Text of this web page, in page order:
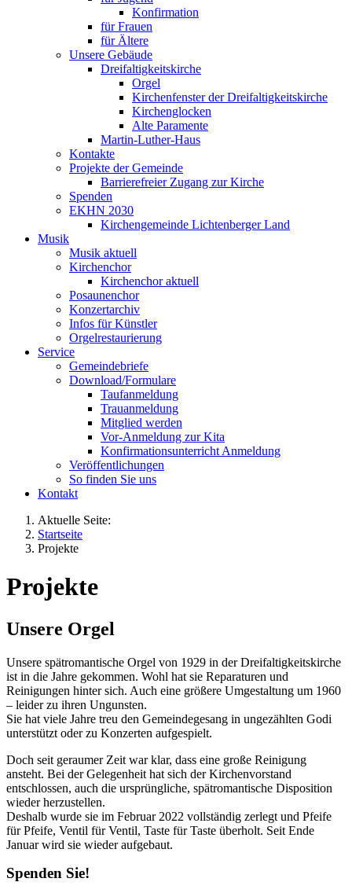
Konfirmation
für Frauen
für Ältere
Unsere Gebäude
Dreifaltigkeitskirche
Orgel
Kirchenfenster der Dreifaltigkeitskirche
Kirchenglocken
Alte Paramente
Martin-Luther-Haus
Kontakte
Projekte der Gemeinde
Barrierefreier Zugang zur Kirche
Spenden
EKHN 2030
Kirchengemeinde Lichtenberger Land
Musik
Musik aktuell
Kirchenchor
Kirchenchor aktuell
Posaunenchor
Konzertarchiv
Infos für Künstler
Orgelrestaurierung
Service
Gemeindebriefe
Download/Formulare
Taufanmeldung
Trauanmeldung
Mitglied werden
Vor-Anmeldung zur Kita
Konfirmationsunterricht Anmeldung
Veröffentlichungen
So finden Sie uns
Kontakt
Aktuelle Seite:
Startseite
Projekte
Projekte
Unsere Orgel
Unsere spätromantische Orgel von 1929 in der Dreifaltigkeitskirche
ist in die Jahre gekommen. Wohl hat sie Reparaturen und
Reinigungen hinter sich. Auch eine größere Umgestaltung um 1960
– leider zu ihren Ungunsten.
Sie hat viele Jahre treu den Gemeindegesang in ungezählten Godi
unterstützt oder zu Konzerten aufgespielt.
Doch seit geraumer Zeit war klar, dass eine große Reinigung
ansteht. Bei der Gelegenheit hat sich der Kirchenvorstand
entschlossen, auch die ursprüngliche, spätromantische Disposition
wieder herzustellen.
Deshalb wurde sie im Februar 2022 vollständig zerlegt und Pfeife
für Pfeife, Ventil für Ventil, Taste für Taste überholt. Seit Ende
Januar wird sie wieder aufgebaut.
Spenden Sie!